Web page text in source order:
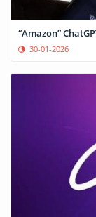
“Amazon”
30-01-2026